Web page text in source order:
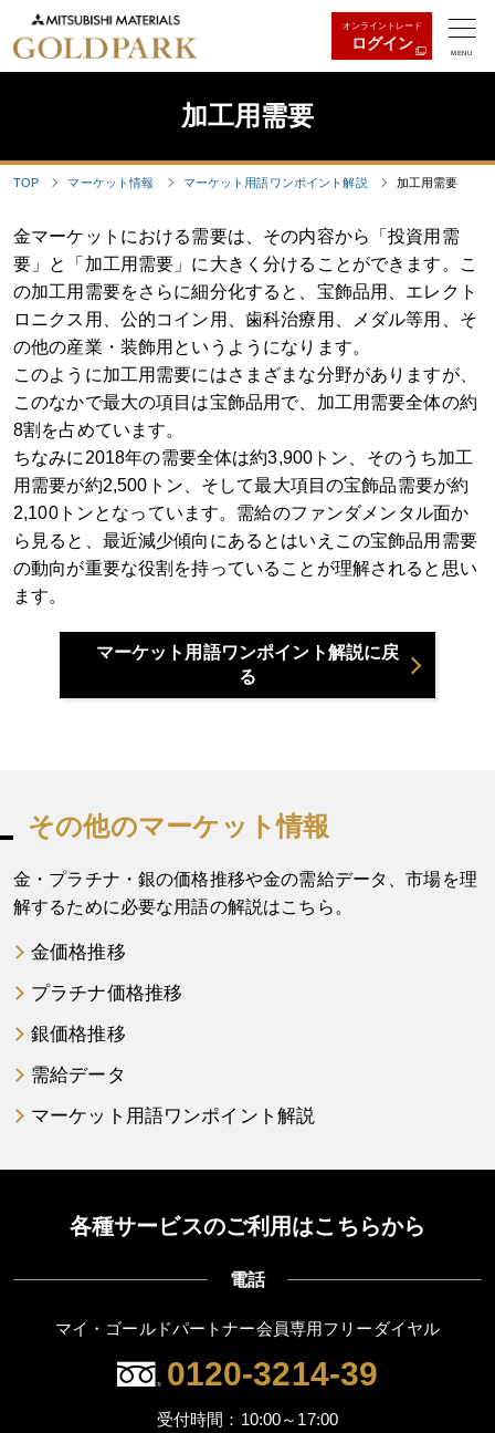
オンライントレード
ログイン
MENU
加工用需要
TOP マーケット情報 マーケット用語ワンポイント解説 加工用需要
金マーケットにおける需要は、その内容から「投資用需
要」と「加工用需要」に大きく分けることができます。こ
の加工用需要をさらに細分化すると、宝飾品用、エレクト
ロニクス用、公的コイン用、歯科治療用、メダル等用、そ
の他の産業・装飾用というようになります。
このように加工用需要にはさまざまな分野がありますが、
このなかで最大の項目は宝飾品用で、加工用需要全体の約
8割を占めています。
ちなみに2018年の需要全体は約3,900トン、そのうち加工
用需要が約2,500トン、そして最大項目の宝飾品需要が約
2,100トンとなっています。需給のファンダメンタル面か
ら見ると、最近減少傾向にあるとはいえこの宝飾品用需要
の動向が重要な役割を持っていることが理解されると思い
ます。
マーケット用語ワンポイント解説に戻
る
その他のマーケット情報
金・プラチナ・銀の価格推移や金の需給データ、市場を理
解するために必要な用語の解説はこちら。
金価格推移
プラチナ価格推移
銀価格推移
需給データ
マーケット用語ワンポイント解説
各種サービスのご利用はこちらから
電話
マイ・ゴールドパートナー会員専用フリーダイヤル
0120-3214-39
受付時間：10:00～17:00